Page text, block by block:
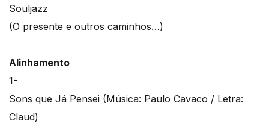
Souljazz
(O presente e outros caminhos…)
Alinhamento
1-
Sons que Já Pensei (Música: Paulo Cavaco / Letra:
Claud)